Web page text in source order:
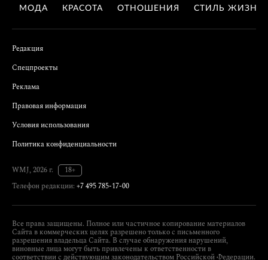
МОДА КРАСОТА ОТНОШЕНИЯ СТИЛЬ ЖИЗНИ
Редакция
Спецпроекты
Реклама
Правовая информация
Условия использования
Политика конфиденциальности
WMJ, 2026 г.
18+
Телефон редакции: +7 495 785-17-00
Все права защищены. Полное или частичное копирование материалов
Сайта в коммерческих целях разрешено только с письменного
разрешения владельца Сайта. В случае обнаружения нарушений,
виновные лица могут быть привлечены к ответственности в
соответствии с действующим законодательством Российской Федерации.